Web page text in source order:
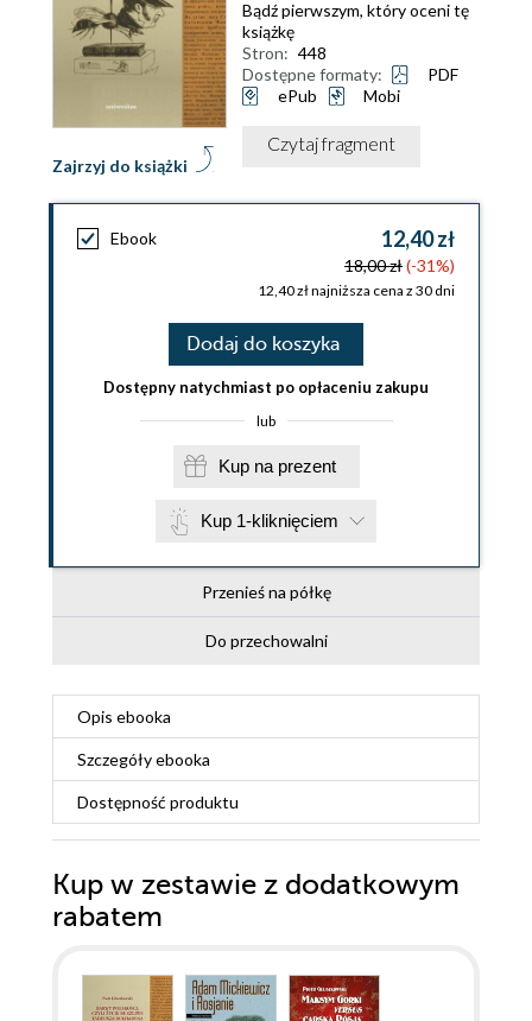
Zajrzyj do książki
Bądź pierwszym, który oceni tę
książkę
Stron: 448
Dostępne formaty:
PDF
ePub
Mobi
Czytaj fragment
Ebook 12,40 zł
18,00 zł(-31%)
12,40 zł najniższa cena z 30 dni
Dodaj do koszyka
Dostępny natychmiast po opłaceniu zakupu
lub
Kup na prezent
Kup 1-kliknięciem
Przenieś na półkę
Do przechowalni
Opis ebooka
Szczegółyebooka
Dostępność produktu
Kup w zestawie z dodatkowym
rabatem